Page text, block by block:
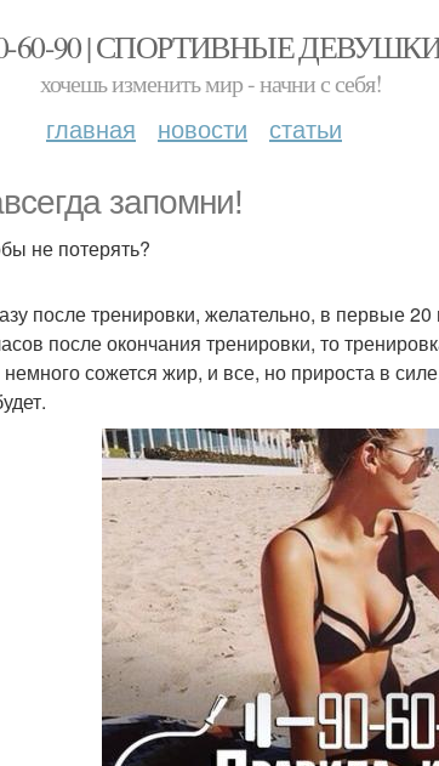
60-90 | СПОРТИВНЫЕ
хочешь изменить мир - начни с себя!
главная новости статьи
запомни!
не потерять?
после тренировки, желательно, в первые
после окончания тренировки, то
немного сожется жир, и все, но прироста в